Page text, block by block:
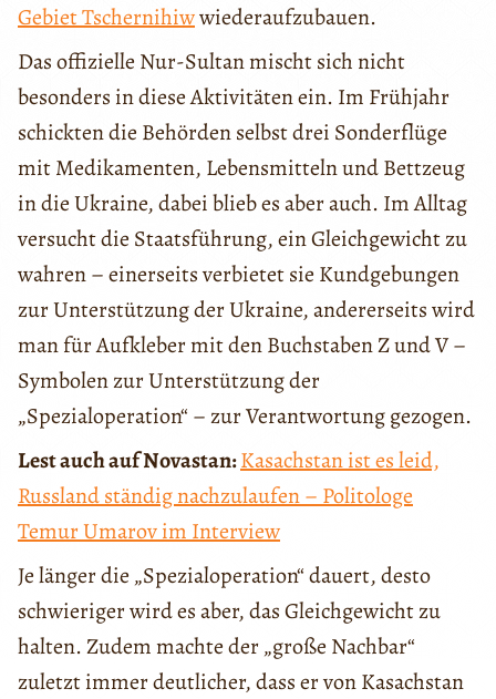
Gebiet Tschernihiwwiederaufzubauen.
Das offizielle Nur-Sultan mischt sich nicht
besonders in diese Aktivitäten ein. Im Frühjahr
schickten die Behörden selbst drei Sonderflüge
mit Medikamenten, Lebensmitteln und Bettzeug
in die Ukraine, dabei blieb es aber auch. Im Alltag
versucht die Staatsführung, ein Gleichgewicht zu
wahren – einerseits verbietet sie Kundgebungen
zur Unterstützung der Ukraine, andererseits wird
man für Aufkleber mit den Buchstaben Z und V –
Symbolen zur Unterstützung der
„Spezialoperation“ – zur Verantwortung gezogen.
Lest auch auf Novastan:Kasachstan ist es leid,
Russland ständig nachzulaufen – Politologe
Temur Umarov im Interview
Je länger die „Spezialoperation“ dauert, desto
schwieriger wird es aber, das Gleichgewicht zu
halten. Zudem machte der „große Nachbar“
zuletzt immer deutlicher, dass er von Kasachstan